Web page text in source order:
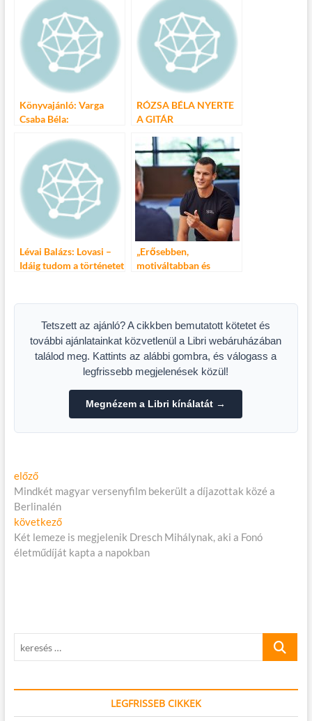
Könyvajánló: Varga
Csaba Béla:
RÓZSA BÉLA NYERTE
A GITÁR
GITÁRVERSENY
DÖNTŐJÉT
Lévai Balázs: Lovasi –
Idáig tudom a történetet
„Erősebben,
motiváltabban és
interjú
Tetszett az ajánló? A cikkben bemutatott kötetet és
további ajánlatainkat közvetlenül a Libri webáruházában
találod meg. Kattints az alábbi gombra, és válogass a
legfrissebb megjelenések közül!
Megnézem a Libri kínálatát →
Bejegyzés
navigáció
előzőElőző
cikk:
Mindkét magyar versenyfilm bekerült a díjazottak közé a
Berlinalén
következőKövetkező
cikk:
Két lemeze is megjelenik Dresch Mihálynak, aki a Fonó
életműdíját kapta a napokban
keresés
LEGFRISSEB CIKKEK